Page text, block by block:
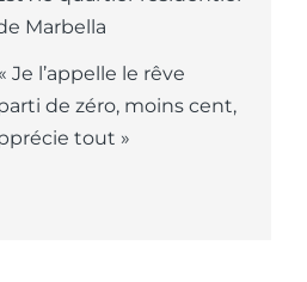
Marbella
Je l’appelle le rêve
de zéro, moins cent,
tout »